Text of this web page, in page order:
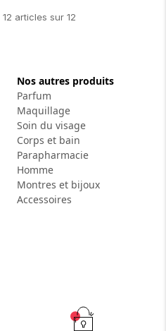
12 articles sur 12
Nos autres produits
Parfum
Maquillage
Soin du visage
Corps et bain
Parapharmacie
Homme
Montres et bijoux
Accessoires